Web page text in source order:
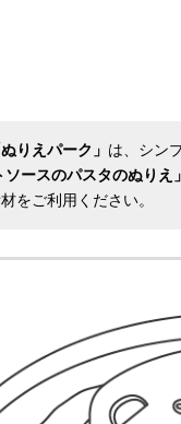
りえパーク」 は、シン
ソースのパスタのぬりえ」
をご利用ください。